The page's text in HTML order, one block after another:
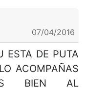
07/04/2016
ESTA DE PUTA
ACOMPAÑAS
BIEN AL